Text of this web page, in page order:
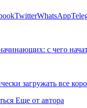
TwitterWhatsApp
с чего
загружать все
Еще от автора